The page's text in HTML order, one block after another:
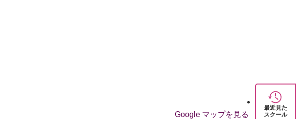
最近見た
スクール
Google マップを見る